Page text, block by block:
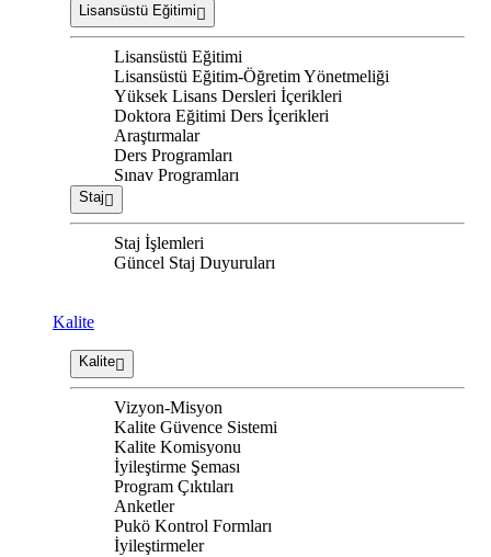
Lisansüstü Eğitimi
Lisansüstü Eğitimi
Lisansüstü Eğitim-Öğretim Yönetmeliği
Yüksek Lisans Dersleri İçerikleri
Doktora Eğitimi Ders İçerikleri
Araştırmalar
Ders Programları
Sınav Programları
Staj
Staj İşlemleri
Güncel Staj Duyuruları
Kalite
Kalite
Vizyon-Misyon
Kalite Güvence Sistemi
Kalite Komisyonu
İyileştirme Şeması
Program Çıktıları
Anketler
Pukö Kontrol Formları
İyileştirmeler